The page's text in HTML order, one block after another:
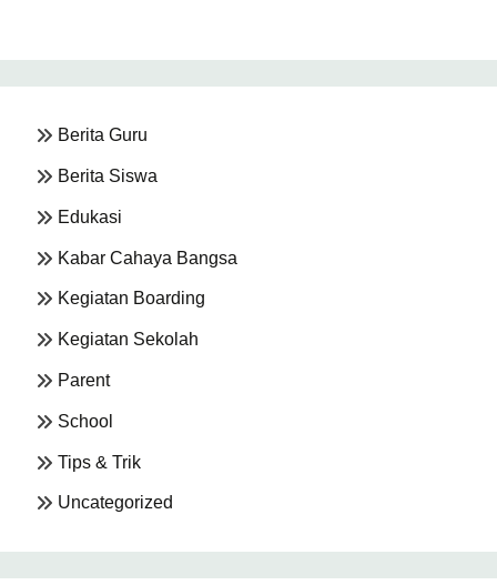
Berita Guru
Berita Siswa
Edukasi
Kabar Cahaya Bangsa
Kegiatan Boarding
Kegiatan Sekolah
Parent
School
Tips & Trik
Uncategorized